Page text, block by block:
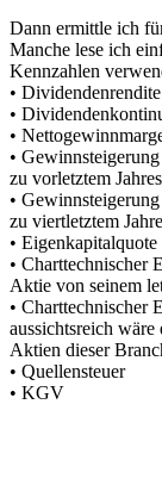
Dann ermittle ich
Manche lese ich
Kennzahlen
• Dividendenrendite
•
•
•
zu vorletztem
•
zu viertletztem
• Eigenkapitalquote
• Charttechnischer
Aktie von seinem
• Charttechnischer
aussichtsreich
Aktien dieser
• Quellensteuer
• KGV